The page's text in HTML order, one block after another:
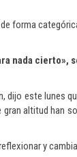
forma
nada
dijo este lunes
altitud han
y